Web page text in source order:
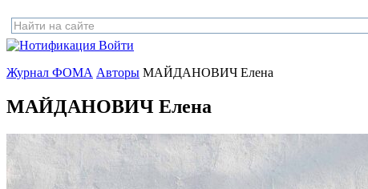
Войти
Журнал ФОМА Авторы МАЙДАНОВИЧ Елена
МАЙДАНОВИЧ Елена